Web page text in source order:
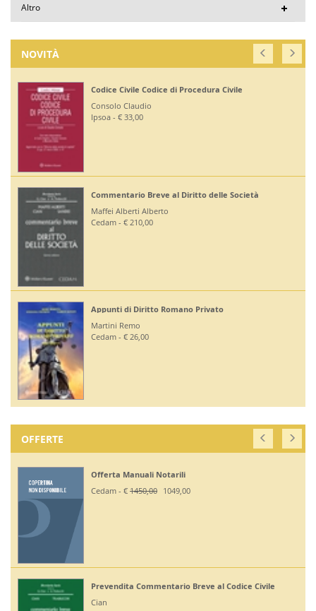
Altro
NOVITÀ
Codice Civile Codice di Procedura Civile
Consolo Claudio
Ipsoa - € 33,00
Commentario Breve al Diritto delle Società
Maffei Alberti Alberto
Cedam - € 210,00
Appunti di Diritto Romano Privato
Martini Remo
Cedam - € 26,00
OFFERTE
Offerta Manuali Notarili
Cedam - €1450,00 1049,00
Prevendita Commentario Breve al Codice Civile
Cian